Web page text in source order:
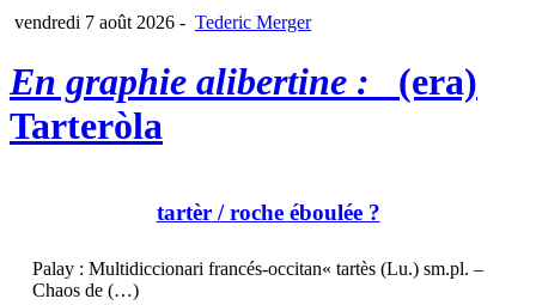
vendredi 7 août 2026 - Tederic Merger
En graphie alibertine : (era)
Tarteròla
tartèr/ roche éboulée ?
Palay : Multidiccionari francés-occitan« tartès (Lu.) sm.pl. –
Chaos de (…)